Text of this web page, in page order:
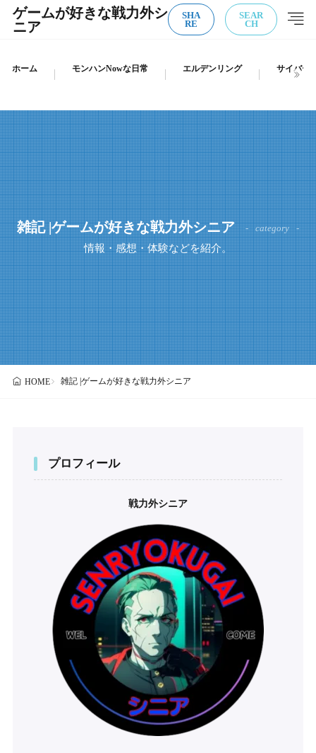
ゲームが好きな戦力外シ
ニア
SHA
RE
SEAR
CH
ホーム モンハンNowな日常 エルデンリング サイバー
雑記 |ゲームが好きな戦力外シニア category
情報・感想・体験などを紹介。
HOME 雑記 |ゲームが好きな戦力外シニア
プロフィール
戦力外シニア